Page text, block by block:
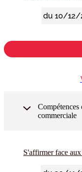
Compétences
commerciale
S'affirmer face